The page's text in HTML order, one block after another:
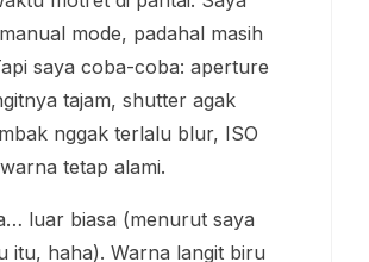
mode, padahal masih
saya coba-coba: aperture
tajam, shutter agak
nggak terlalu blur, ISO
tetap alami.
luar biasa (menurut saya
itu, haha). Warna langit biru